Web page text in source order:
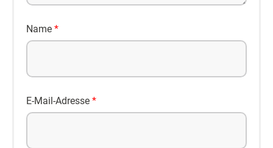
Name *
E-Mail-Adresse *